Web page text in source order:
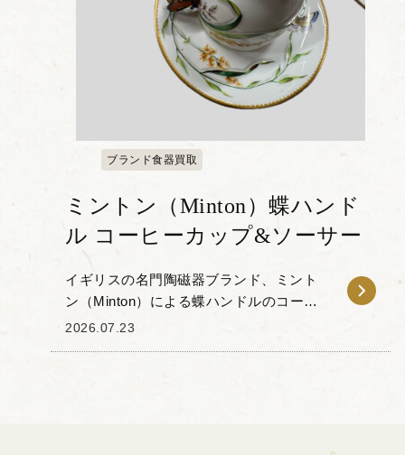
ブランド食器買取
ミントン（Minton）蝶ハンド
ル コーヒーカップ&ソーサー
イギリスの名門陶磁器ブランド、ミント
ン（Minton）による蝶ハンドルのコーヒ
ーカップ＆ソーサーをお譲りいただきま
2026.07.23